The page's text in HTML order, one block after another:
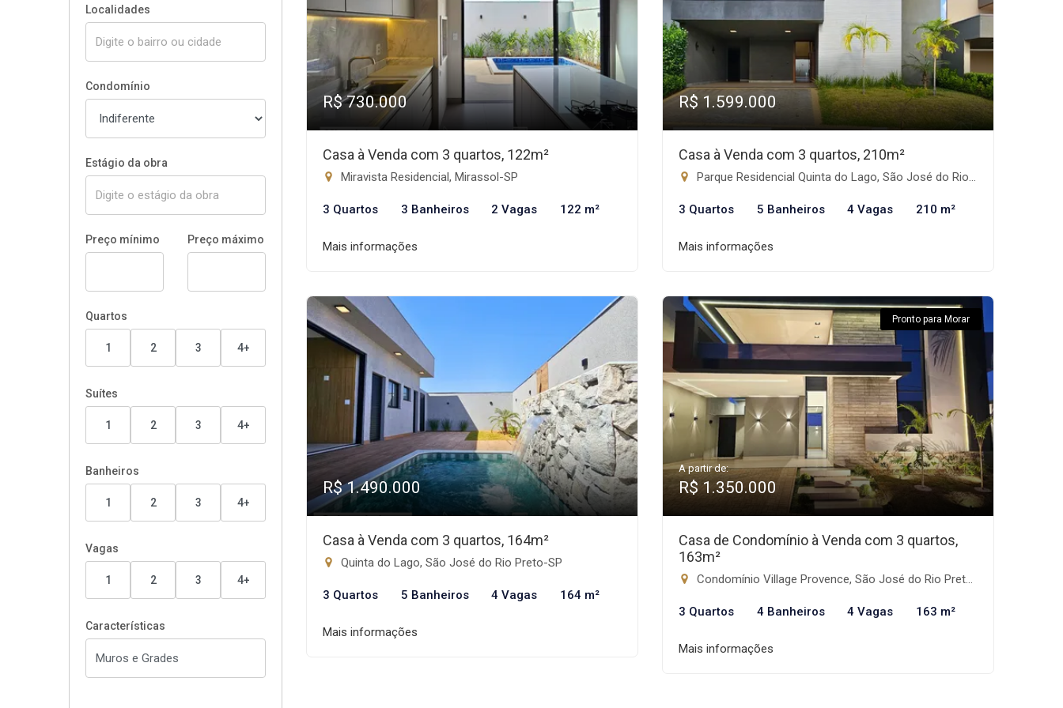
Localidades
Condomínio
Estágio da obra
Preço mínimo Preço máximo
Quartos
1 2 3 4+
Suítes
1 2 3 4+
Banheiros
1 2 3 4+
Vagas
1 2 3 4+
Características
R$ 730.000
Casa à Venda com 3 quartos, 122m²
Miravista Residencial, Mirassol-SP
3 Quartos 3 Banheiros 2 Vagas 122 m²
Mais informações
R$ 1.599.000
Casa à Venda com 3 quartos, 210m²
Parque Residencial Quinta do Lago, São José do Rio Preto-SP
3 Quartos 5 Banheiros 4 Vagas 210 m²
Mais informações
R$ 1.490.000
Casa à Venda com 3 quartos, 164m²
Quinta do Lago, São José do Rio Preto-SP
3 Quartos 5 Banheiros 4 Vagas 164 m²
Mais informações
Pronto para Morar
A partir de:
R$ 1.350.000
Casa de Condomínio à Venda com 3 quartos,
163m²
Condomínio Village Provence, São José do Rio Preto-SP
3 Quartos 4 Banheiros 4 Vagas 163 m²
Mais informações